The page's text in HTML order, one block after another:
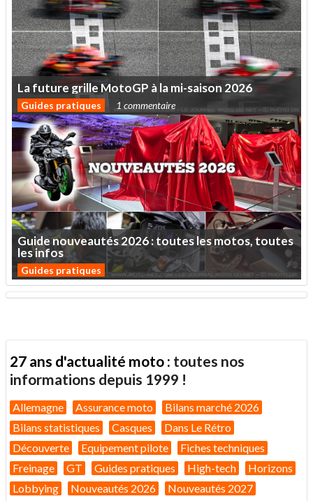
Lafuturegrille MotoGP àlami-saison 2026
Guides pratiques 1 commentaire
Guidenouveautés2026:touteslesmotos,toutes
lesinfos
Guides pratiques
27 ans d'actualité moto : toutes nos
informations depuis 1999 !
Allemagne Assurance moto
Bilans marché 2026
Bilans statistiques
Casques
Dans Le Rétro
Découverte
Equipement pilote
Fiches techniques
Freinage
GT Guides pratiques High-tech
Horizons
Lobbying
Nouveautés 2026 Nouveautés 2027